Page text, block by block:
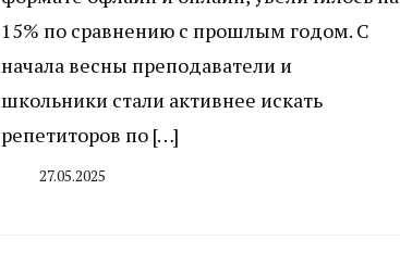
15% по сравнению с прошлым годом. С
начала весны преподаватели и
школьники стали активнее искать
репетиторов по […]
27.05.2025